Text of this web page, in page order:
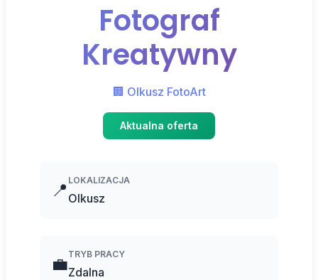
Fotograf
Kreatywny
🏢 Olkusz FotoArt
Aktualna oferta
📍 LOKALIZACJA
Olkusz
💼TRYB PRACY
Zdalna